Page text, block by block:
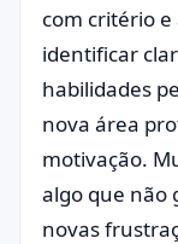
com critério
identificar
habilidades
nova área
motivação.
algo que não
novas